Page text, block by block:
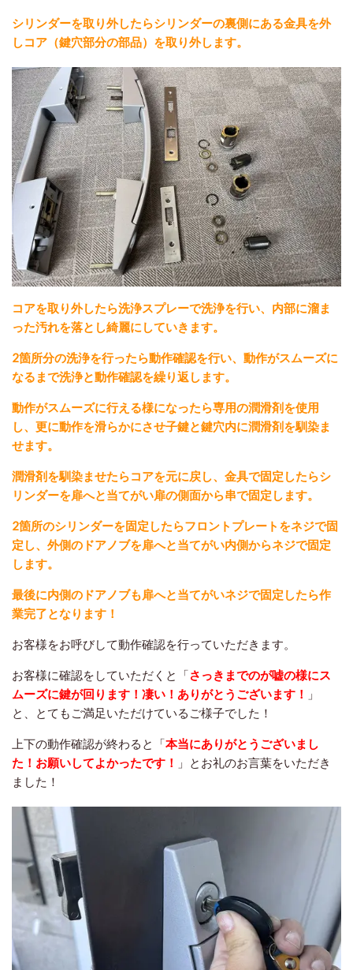
シリンダーを取り外したらシリンダーの裏側にある金具を外
しコア（鍵穴部分の部品）を取り外します。
コアを取り外したら洗浄スプレーで洗浄を行い、内部に溜ま
った汚れを落とし綺麗にしていきます。
2箇所分の洗浄を行ったら動作確認を行い、動作がスムーズに
なるまで洗浄と動作確認を繰り返します。
動作がスムーズに行える様になったら専用の潤滑剤を使用
し、更に動作を滑らかにさせ子鍵と鍵穴内に潤滑剤を馴染ま
せます。
潤滑剤を馴染ませたらコアを元に戻し、金具で固定したらシ
リンダーを扉へと当てがい扉の側面から串で固定します。
2箇所のシリンダーを固定したらフロントプレートをネジで固
定し、外側のドアノブを扉へと当てがい内側からネジで固定
します。
最後に内側のドアノブも扉へと当てがいネジで固定したら作
業完了となります！
お客様をお呼びして動作確認を行っていただきます。
お客様に確認をしていただくと「さっきまでのが嘘の様にス
ムーズに鍵が回ります！凄い！ありがとうございます！
」
と、とてもご満足いただけているご様子でした！
上下の動作確認が終わると「本当にありがとうございまし
た！お願いしてよかったです！
」とお礼のお言葉をいただき
ました！